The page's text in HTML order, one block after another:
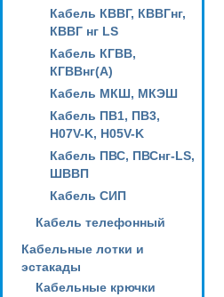
Кабель КВВГ, КВВГнг,
КВВГ нг LS
Кабель КГВВ,
КГВВнг(А)
Кабель МКШ, МКЭШ
Кабель ПВ1, ПВ3,
H07V-K, H05V-K
Кабель ПВС, ПВСнг-LS,
ШВВП
Кабель СИП
Кабель телефонный
Кабельные лотки и
эстакады
Кабельные крючки